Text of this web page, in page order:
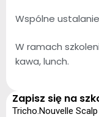
Wspólne
W ramach
kawa, lunch.
Zapisz się na
Tricho.Nouvelle